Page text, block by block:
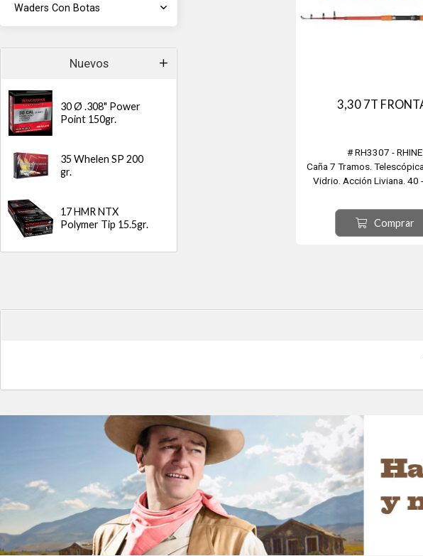
Waders Con Botas
Nuevos
30 Ø .308" Power
Point 150gr.
35 Whelen SP 200
gr.
17 HMR NTX
Polymer Tip 15.5gr.
3,30 7T
# RH3307 - RHINE
Caña 7 Tramos.
Vidrio. Acción Liviana. 40
Comprar